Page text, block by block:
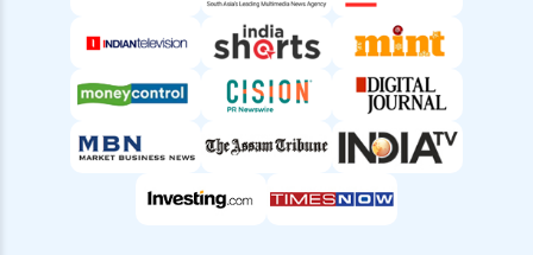
top10 rbi approved loan apps